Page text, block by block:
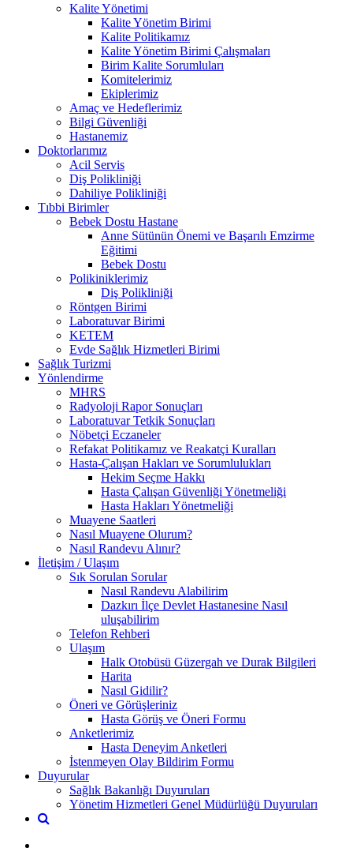
Kalite Yönetimi
Kalite Yönetim Birimi
Kalite Politikamız
Kalite Yönetim Birimi Çalışmaları
Birim Kalite Sorumluları
Komitelerimiz
Ekiplerimiz
Amaç ve Hedeflerimiz
Bilgi Güvenliği
Hastanemiz
Doktorlarımız
Acil Servis
Diş Polikliniği
Dahiliye Polikliniği
Tıbbi Birimler
Bebek Dostu Hastane
Anne Sütünün Önemi ve Başarılı Emzirme
Eğitimi
Bebek Dostu
Polikiniklerimiz
Diş Polikliniği
Röntgen Birimi
Laboratuvar Birimi
KETEM
Evde Sağlık Hizmetleri Birimi
Sağlık Turizmi
Yönlendirme
MHRS
Radyoloji Rapor Sonuçları
Laboratuvar Tetkik Sonuçları
Nöbetçi Eczaneler
Refakat Politikamız ve Reakatçi Kuralları
Hasta-Çalışan Hakları ve Sorumlulukları
Hekim Seçme Hakkı
Hasta Çalışan Güvenliği Yönetmeliği
Hasta Hakları Yönetmeliği
Muayene Saatleri
Nasıl Muayene Olurum?
Nasıl Randevu Alınır?
İletişim / Ulaşım
Sık Sorulan Sorular
Nasıl Randevu Alabilirim
Dazkırı İlçe Devlet Hastanesine Nasıl
uluşabilirim
Telefon Rehberi
Ulaşım
Halk Otobüsü Güzergah ve Durak Bilgileri
Harita
Nasıl Gidilir?
Öneri ve Görüşleriniz
Hasta Görüş ve Öneri Formu
Anketlerimiz
Hasta Deneyim Anketleri
İstenmeyen Olay Bildirim Formu
Duyurular
Sağlık Bakanlığı Duyuruları
Yönetim Hizmetleri Genel Müdürlüğü Duyuruları